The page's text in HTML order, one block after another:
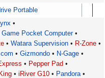
Portable
Game Pocket Computer
Watara Supervision
R-Zone
Gizmondo
N-Gage
Pepper Pad
iRiver G10
Pandora